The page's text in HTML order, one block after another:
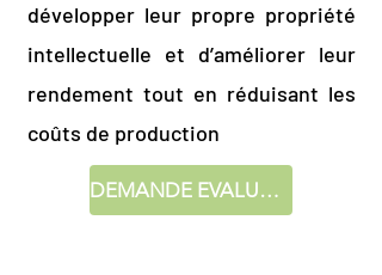
développer leur propre propriété
intellectuelle et d’améliorer leur
rendement tout en réduisant les
coûts de production
DEMANDE EVALUATION